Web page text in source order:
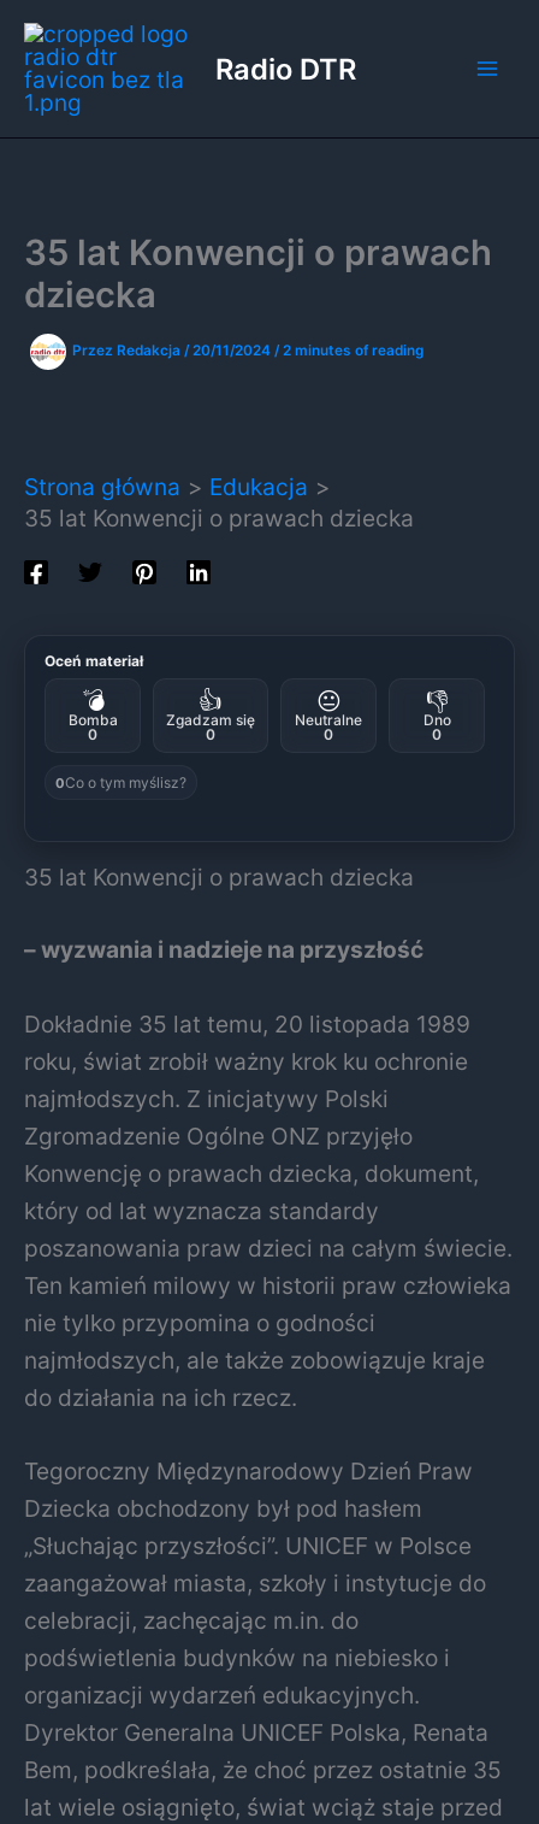
Przejdź
do
treści
Radio DTR
35 lat Konwencji o prawach
dziecka
Przez Redakcja /20/11/2024 /2 minutes of reading
Strona główna
Edukacja
35 lat Konwencji o prawach dziecka
Oceń materiał
💣
Bomba
0
👍
Zgadzam się
0
😐
Neutralne
0
👎
Dno
0
0Co o tym myślisz?
35 lat Konwencji o prawach dziecka
– wyzwania i nadzieje na przyszłość
Dokładnie 35 lat temu, 20 listopada 1989
roku, świat zrobił ważny krok ku ochronie
najmłodszych. Z inicjatywy Polski
Zgromadzenie Ogólne ONZ przyjęło
Konwencję o prawach dziecka, dokument,
który od lat wyznacza standardy
poszanowania praw dzieci na całym świecie.
Ten kamień milowy w historii praw człowieka
nie tylko przypomina o godności
najmłodszych, ale także zobowiązuje kraje
do działania na ich rzecz.
Tegoroczny Międzynarodowy Dzień Praw
Dziecka obchodzony był pod hasłem
„Słuchając przyszłości”. UNICEF w Polsce
zaangażował miasta, szkoły i instytucje do
celebracji, zachęcając m.in. do
podświetlenia budynków na niebiesko i
organizacji wydarzeń edukacyjnych.
Dyrektor Generalna UNICEF Polska, Renata
Bem, podkreślała, że choć przez ostatnie 35
lat wiele osiągnięto, świat wciąż staje przed